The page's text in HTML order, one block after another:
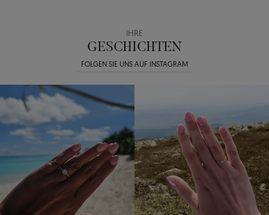
IHRE
GESCHICHTEN
FOLGEN SIE UNS AUF INSTAGRAM